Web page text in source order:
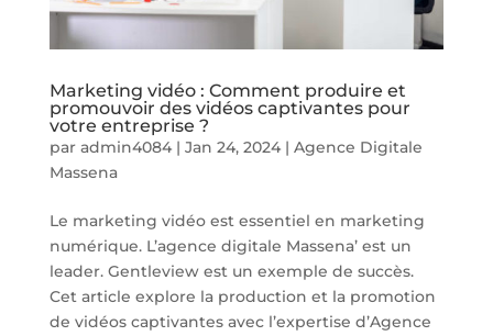
Marketing vidéo : Comment produire et
promouvoir des vidéos captivantes pour
votre entreprise ?
par admin4084| Jan 24, 2024| Agence Digitale
Massena
Le marketing vidéo est essentiel en marketing
numérique. L’agence digitale Massena’ est un
leader. Gentleview est un exemple de succès.
Cet article explore la production et la promotion
de vidéos captivantes avec l’expertise d’Agence